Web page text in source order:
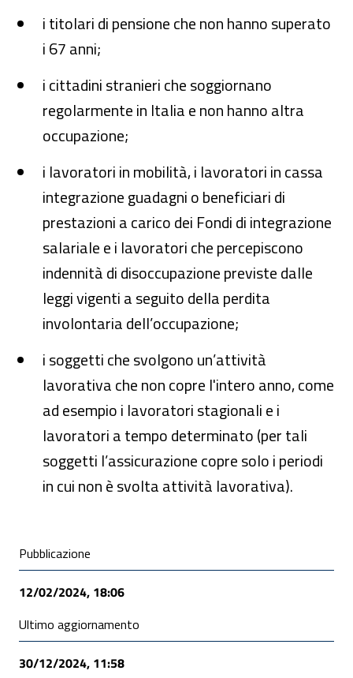
i titolari di pensione che non hanno superato
i 67 anni;
i cittadini stranieri che soggiornano
regolarmente in Italia e non hanno altra
occupazione;
i lavoratori in mobilità, i lavoratori in cassa
integrazione guadagni o beneficiari di
prestazioni a carico dei Fondi di integrazione
salariale e i lavoratori che percepiscono
indennità di disoccupazione previste dalle
leggi vigenti a seguito della perdita
involontaria dell’occupazione;
i soggetti che svolgono un’attività
lavorativa che non copre l'intero anno, come
ad esempio i lavoratori stagionali e i
lavoratori a tempo determinato (per tali
soggetti l’assicurazione copre solo i periodi
in cui non è svolta attività lavorativa).
Condivisione social
Pubblicazione
12/02/2024, 18:06
Ultimo aggiornamento
30/12/2024, 11:58